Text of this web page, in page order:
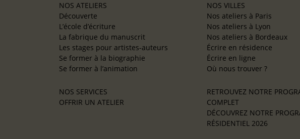
NOS ATELIERS
Découverte
L’école d’écriture
La fabrique du manuscrit
Les stages pour artistes-auteurs
Se former à la biographie
Se former à l’animation
NOS SERVICES
OFFRIR UN ATELIER
NOS VILLES
Nos ateliers à Paris
Nos ateliers à Lyon
Nos ateliers à Bordeaux
Écrire en résidence
Écrire en ligne
Où nous trouver ?
RETROUVEZ NOTRE
COMPLET
DÉCOUVREZ NOTRE
RÉSIDENTIEL 2026